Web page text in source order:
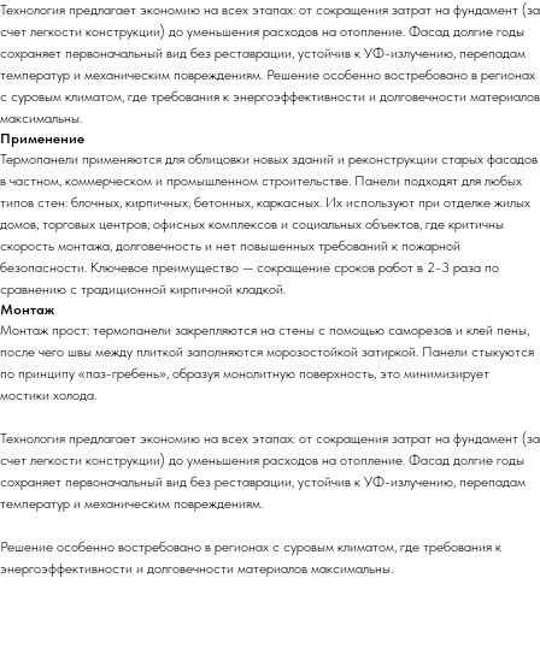
Технология предлагает экономию на всех этапах: от сокращения затрат на фундамент (за
счет легкости конструкции) до уменьшения расходов на отопление. Фасад долгие годы
сохраняет первоначальный вид без реставрации, устойчив к УФ-излучению, перепадам
температур и механическим повреждениям. Решение особенно востребовано в регионах
с суровым климатом, где требования к энергоэффективности и долговечности материалов
максимальны.
Применение
Термопанели применяются для облицовки новых зданий и реконструкции старых фасадов
в частном, коммерческом и промышленном строительстве. Панели подходят для любых
типов стен: блочных, кирпичных, бетонных, каркасных. Их используют при отделке жилых
домов, торговых центров, офисных комплексов и социальных объектов, где критичны
скорость монтажа, долговечность и нет повышенных требований к пожарной
безопасности. Ключевое преимущество — сокращение сроков работ в 2-3 раза по
сравнению с традиционной кирпичной кладкой.
Монтаж
Монтаж прост: термопанели закрепляются на стены с помощью саморезов и клей пены,
после чего швы между плиткой заполняются морозостойкой затиркой. Панели стыкуются
по принципу «паз-гребень», образуя монолитную поверхность, это минимизирует
мостики холода.
Технология предлагает экономию на всех этапах: от сокращения затрат на фундамент (за
счет легкости конструкции) до уменьшения расходов на отопление. Фасад долгие годы
сохраняет первоначальный вид без реставрации, устойчив к УФ-излучению, перепадам
температур и механическим повреждениям.
Решение особенно востребовано в регионах с суровым климатом, где требования к
энергоэффективности и долговечности материалов максимальны.